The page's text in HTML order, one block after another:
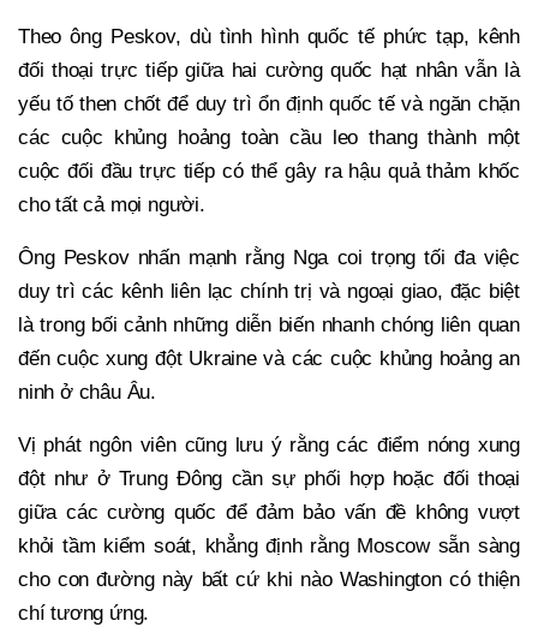
Theo ông Peskov, dù tình hình quốc tế phức tạp, kênh
đối thoại trực tiếp giữa hai cường quốc hạt nhân vẫn là
yếu tố then chốt để duy trì ổn định quốc tế và ngăn chặn
các cuộc khủng hoảng toàn cầu leo thang thành một
cuộc đối đầu trực tiếp có thể gây ra hậu quả thảm khốc
cho tất cả mọi người.
Ông Peskov nhấn mạnh rằng Nga coi trọng tối đa việc
duy trì các kênh liên lạc chính trị và ngoại giao, đặc biệt
là trong bối cảnh những diễn biến nhanh chóng liên quan
đến cuộc xung đột Ukraine và các cuộc khủng hoảng an
ninh ở châu Âu.
Vị phát ngôn viên cũng lưu ý rằng các điểm nóng xung
đột như ở Trung Đông cần sự phối hợp hoặc đối thoại
giữa các cường quốc để đảm bảo vấn đề không vượt
khỏi tầm kiểm soát, khẳng định rằng Moscow sẵn sàng
cho con đường này bất cứ khi nào Washington có thiện
chí tương ứng.